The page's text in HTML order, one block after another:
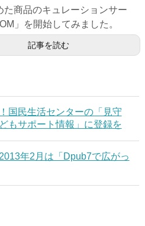
た商品のキュレーションサー
」を開始してみました。
記事を読む
国民生活センターの「見守
もサポート情報」に登録を
年2月は「Dpub7で広がっ